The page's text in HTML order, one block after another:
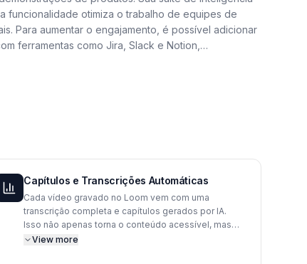
funcionalidade otimiza o trabalho de equipes de
Para aumentar o engajamento, é possível adicionar
ferramentas como Jira, Slack e Notion,
Vídeo, promovendo clareza e agilidade. Adquirir o
Capítulos e Transcrições Automáticas
Cada vídeo gravado no Loom vem com uma
transcrição completa e capítulos gerados por IA.
Isso não apenas torna o conteúdo acessível, mas
também permite que os usuários encontrem
View more